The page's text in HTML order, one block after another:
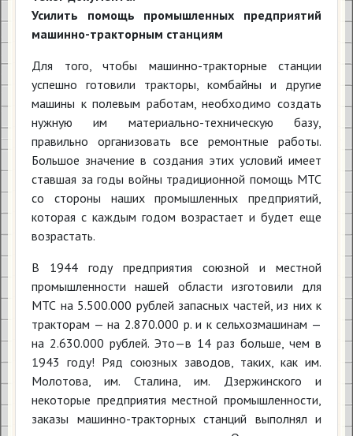
Усилить помощь промышленных предприятий
машинно-тракторным станциям
Для того, чтобы машинно-тракторные станции
успешно готовили тракторы, комбайны и другие
машины к полевым работам, необходимо создать
нужную им материально-техническую базу,
правильно организовать все ремонтные работы.
Большое значение в создания этих условий имеет
ставшая за годы войны традиционной помощь МТС
со стороны наших промышленных предприятий,
которая с каждым годом возрастает и будет еще
возрастать.
В 1944 году предприятия союзной и местной
промышленности нашей области изготовили для
МТС на 5.500.000 рублей запасных частей, из них к
тракторам — на 2.870.000 р. и к сельхозмашинам —
на 2.630.000 рублей. Это—в 14 раз больше, чем в
1943 году! Ряд союзных заводов, таких, как им.
Молотова, им. Сталина, им. Дзержинского и
некоторые предприятия местной промышленности,
заказы машинно-тракторных станций выполнял и